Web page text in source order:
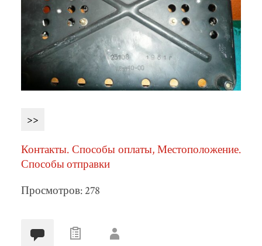
>>
Контакты. Способы оплаты, Местоположение.
Способы отправки
Просмотров: 278